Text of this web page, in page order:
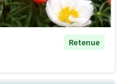
Retenue